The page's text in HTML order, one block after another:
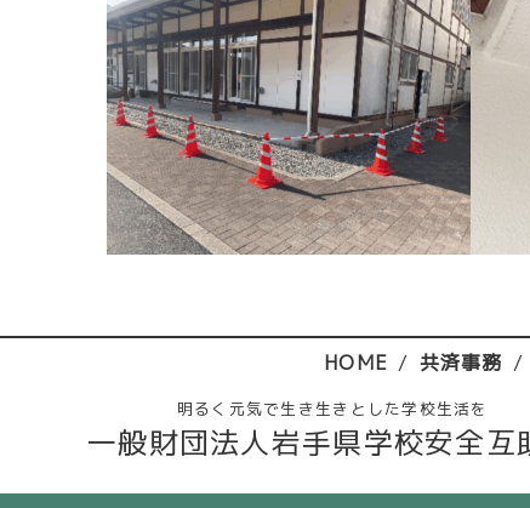
HOME 共済事務
明るく元気で生き生きとした学校生活を
一般財団法人岩手県学校安全互